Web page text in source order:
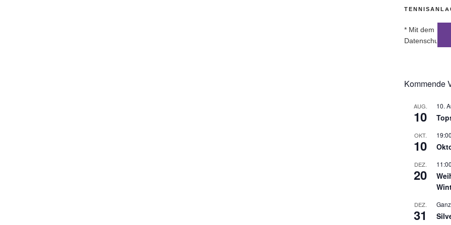
* Mit dem
Kommende
AUG.
10
10.
OKT.
10
19:00
DEZ.
20
11:00
DEZ.
31